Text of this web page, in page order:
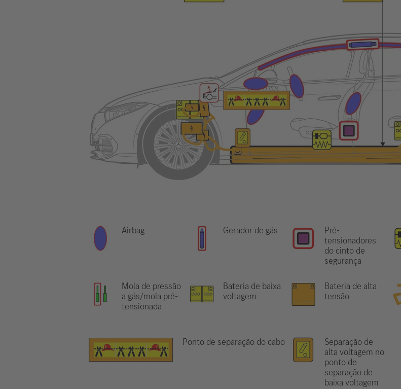
Airbag Gerador de gás
Pré-
tensionadores
do cinto de
segurança
Mola de pressão
a gás/mola pré-
tensionada
Bateria de baixa
voltagem
Bateria de alta
tensão
Ponto de separação do cabo
Separação de
alta voltagem no
ponto de
separação de
baixa voltagem